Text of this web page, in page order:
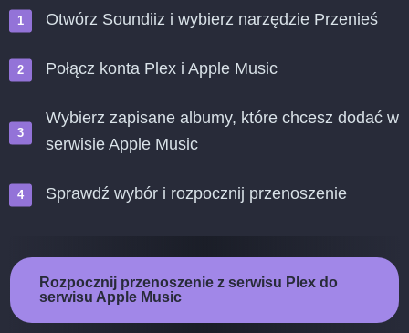
Otwórz Soundiiz i wybierz narzędzie Przenieś
Połącz konta Plex i Apple Music
Wybierz zapisane albumy, które chcesz dodać w
serwisie Apple Music
Sprawdź wybór i rozpocznij przenoszenie
Rozpocznij przenoszenie z serwisu Plex do
serwisu Apple Music